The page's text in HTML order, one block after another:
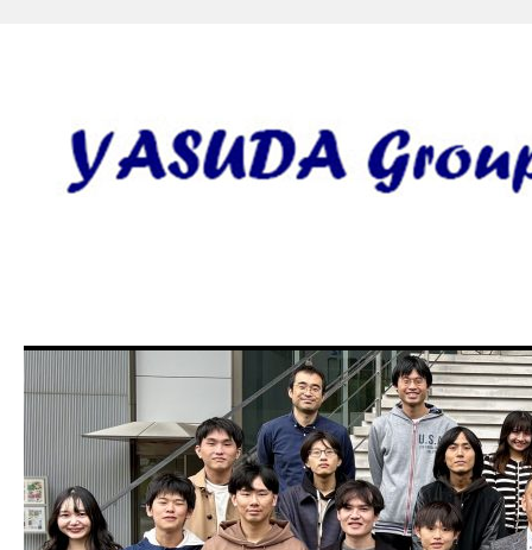
田 誠